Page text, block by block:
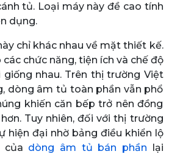
tủ. Loại máy này đề cao tính
dụng.
chỉ khác nhau về mặt thiết kế.
các chức năng, tiện ích và chế độ
nhau. Trên thị trường Việt
dòng âm tủ toàn phần vẫn phổ
khiến căn bếp trở nên đồng
Tuy nhiên, đối với thị trường
hiện đại nhờ bảng điều khiển lộ
của dòng âm tủ bán phần lại